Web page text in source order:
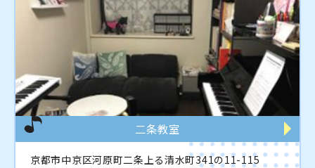
二条教室
京都市中京区河原町二条上る清水町341の11-115